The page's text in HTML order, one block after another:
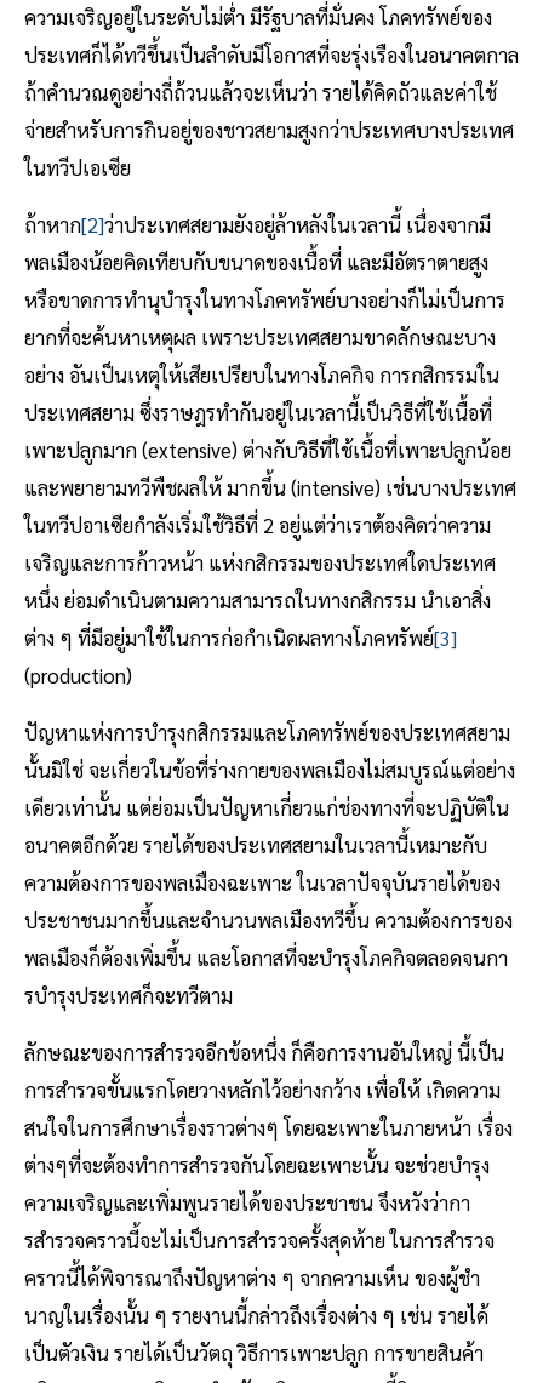
ความเจริญอยู่ในระดับไม่ต่ํา มีรัฐบาลที่มั่นคง โภคทรัพย์ของ
ประเทศก็ได้ทวีขึ้นเป็นลําดับมีโอกาสที่จะรุ่งเรืองในอนาคตกาล
ถ้าคํานวณดูอย่างถี่ถ้วนแล้วจะเห็นว่า รายได้คิดถัวและค่าใช้
จ่ายสําหรับการกินอยู่ของชาวสยามสูงกว่าประเทศบางประเทศ
ในทวีปเอเซีย
ถ้าหาก[2]ว่าประเทศสยามยังอยู่ล้าหลังในเวลานี้ เนื่องจากมี
พลเมืองน้อยคิดเทียบกับขนาดของเนื้อที่ และมีอัตราตายสูง
หรือขาดการทํานุบํารุงในทางโภคทรัพย์บางอย่างก็ไม่เป็นการ
ยากที่จะค้นหาเหตุผล เพราะประเทศสยามขาดลักษณะบาง
อย่าง อันเป็นเหตุให้เสียเปรียบในทางโภคกิจ การกสิกรรมใน
ประเทศสยาม ซึ่งราษฎรทํากันอยู่ในเวลานี้เป็นวิธีที่ใช้เนื้อที่
เพาะปลูกมาก (extensive) ต่างกับวิธีที่ใช้เนื้อที่เพาะปลูกน้อย
และพยายามทวีพืชผลให้ มากขึ้น (intensive) เช่นบางประเทศ
ในทวีปอาเซียกําลังเริ่มใช้วิธีที่ 2 อยู่แต่ว่าเราต้องคิดว่าความ
เจริญและการก้าวหน้า แห่งกสิกรรมของประเทศใดประเทศ
หนึ่ง ย่อมดําเนินตามความสามารถในทางกสิกรรม นําเอาสิ่ง
ต่าง ๆ ที่มีอยู่มาใช้ในการก่อกําเนิดผลทางโภคทรัพย์[3]
(production)
ปัญหาแห่งการบํารุงกสิกรรมและโภคทรัพย์ของประเทศสยาม
นั้นมิใช่ จะเกี่ยวในข้อที่ร่างกายของพลเมืองไม่สมบูรณ์แต่อย่าง
เดียวเท่านั้น แต่ย่อมเป็นปัญหาเกี่ยวแก่ช่องทางที่จะปฏิบัติใน
อนาคตอีกด้วย รายได้ของประเทศสยามในเวลานี้เหมาะกับ
ความต้องการของพลเมืองฉะเพาะ ในเวลาปัจจุบันรายได้ของ
ประชาชนมากขึ้นและจํานวนพลเมืองทวีขึ้น ความต้องการของ
พลเมืองก็ต้องเพิ่มขึ้น และโอกาสที่จะบํารุงโภคกิจตลอดจนกา
รบํารุงประเทศก็จะทวีตาม
ลักษณะของการสํารวจอีกข้อหนึ่ง ก็คือการงานอันใหญ่ นี้เป็น
การสํารวจขั้นแรกโดยวางหลักไว้อย่างกว้าง เพื่อให้ เกิดความ
สนใจในการศึกษาเรื่องราวต่างๆ โดยฉะเพาะในภายหน้า เรื่อง
ต่างๆที่จะต้องทําการสํารวจกันโดยฉะเพาะนั้น จะช่วยบํารุง
ความเจริญและเพิ่มพูนรายได้ของประชาชน จึงหวังว่ากา
รสํารวจคราวนี้จะไม่เป็นการสํารวจครั้งสุดท้าย ในการสํารวจ
คราวนี้ได้พิจารณาถึงปัญหาต่าง ๆ จากความเห็น ของผู้ชํา
นาญในเรื่องนั้น ๆ รายงานนี้กล่าวถึงเรื่องต่าง ๆ เช่น รายได้
เป็นตัวเงิน รายได้เป็นวัตถุ วิธีการเพาะปลูก การขายสินค้า